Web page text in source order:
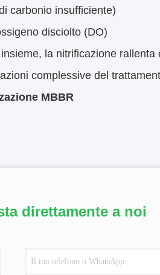
carbonio insufficiente)
disciolto (DO)
la nitrificazione
complessive del
MBBR
direttamente a noi